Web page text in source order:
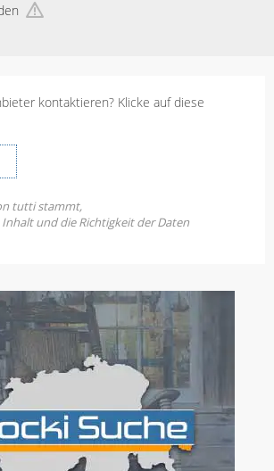
kontaktieren? Klicke auf diese
tutti stammt,
und die Richtigkeit der Daten